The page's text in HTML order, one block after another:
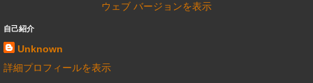
ウェブ バージョンを表示
自己紹介
Unknown
詳細プロフィールを表示